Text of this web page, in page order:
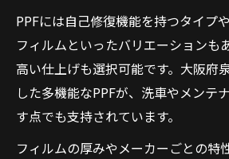
部分施工とフル施工のPPF
プロテクションフィルム
準
PPFの厚みや素材で変わ
施工価格と仕上がりのバラ
泉佐野で成功するPPF活用のポ
PPFには自己修復機能を持つタイプ
フィルムといったバリエーションも
高い仕上げも選択可能です。大阪府
した多機能なPPFが、洗車やメンテ
す点でも支持されています。
フィルムの厚みやメーカーごとの特